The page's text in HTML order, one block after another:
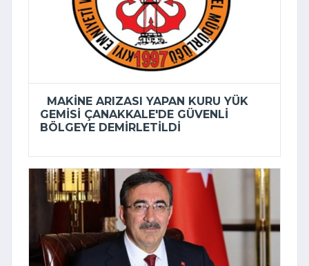
MAKINE ARIZASI YAPAN KURU YÜK
GEMISI ÇANAKKALE'DE GÜVENLI
BÖLGEYE DEMIRLETILDI